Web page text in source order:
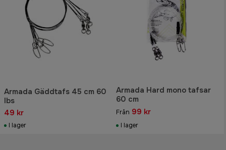
Armada Gäddtafs 45 cm 60
lbs
49 kr
I lager
Armada Hard mono tafsar
60 cm
Från 99 kr
I lager